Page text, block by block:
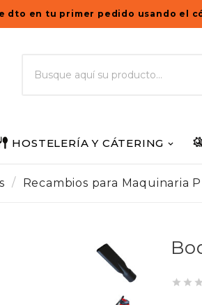
dto en tu primer pedido usando el
HOSTELERÍA Y CÁTERING
Recambios para Maquinaria
  